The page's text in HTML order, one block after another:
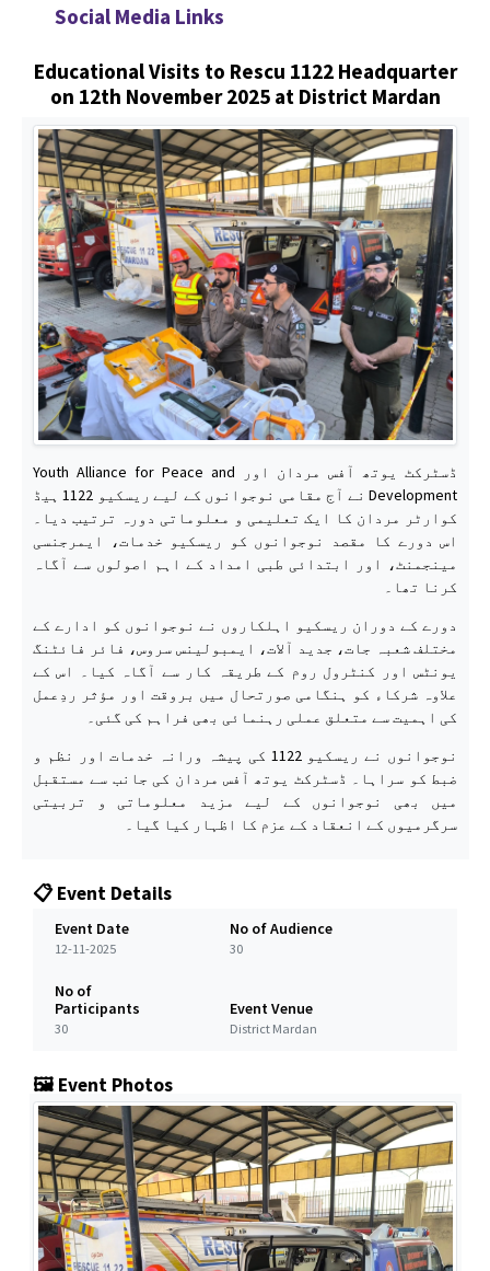
Social Media Links
Educational Visits to Rescu 1122 Headquarter
on 12th November 2025 at District Mardan
ڈسٹرکٹ یوتھ آفس مردان اور Youth Alliance for Peace and
Development نے آج مقامی نوجوانوں کے لیے ریسکیو 1122 ہیڈ
کوارٹر مردان کا ایک تعلیمی و معلوماتی دورہ ترتیب دیا۔
اس دورے کا مقصد نوجوانوں کو ریسکیو خدمات، ایمرجنسی
مینجمنٹ، اور ابتدائی طبی امداد کے اہم اصولوں سے آگاہ
کرنا تھا۔
دورے کے دوران ریسکیو اہلکاروں نے نوجوانوں کو ادارے کے
مختلف شعبہ جات، جدید آلات، ایمبولینس سروس، فائر فائٹنگ
یونٹس اور کنٹرول روم کے طریقہ کار سے آگاہ کیا۔ اس کے
علاوہ شرکاء کو ہنگامی صورتحال میں بروقت اور مؤثر ردِعمل
کی اہمیت سے متعلق عملی رہنمائی بھی فراہم کی گئی۔
نوجوانوں نے ریسکیو 1122 کی پیشہ ورانہ خدمات اور نظم و
ضبط کو سراہا۔ ڈسٹرکٹ یوتھ آفس مردان کی جانب سے مستقبل
میں بھی نوجوانوں کے لیے مزید معلوماتی و تربیتی
سرگرمیوں کے انعقاد کے عزم کا اظہار کیا گیا۔
📋 Event Details
Event Date
12-11-2025
No of Audience
30
No of
Participants
30
Event Venue
District Mardan
🖼️ Event Photos